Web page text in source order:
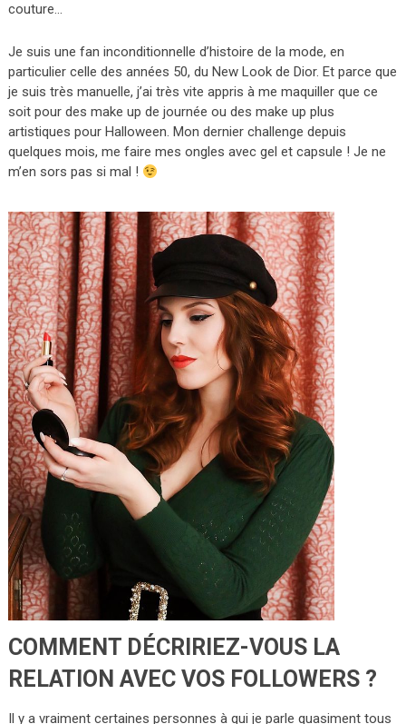
couture…
Je suis une fan inconditionnelle d’histoire de la mode, en
particulier celle des années 50, du New Look de Dior. Et parce que
je suis très manuelle, j’ai très vite appris à me maquiller que ce
soit pour des make up de journée ou des make up plus
artistiques pour Halloween. Mon dernier challenge depuis
quelques mois, me faire mes ongles avec gel et capsule ! Je ne
m’en sors pas si mal !
COMMENT DÉCRIRIEZ-VOUS LA
RELATION AVEC VOS FOLLOWERS ?
Il y a vraiment certaines personnes à qui je parle quasiment tous